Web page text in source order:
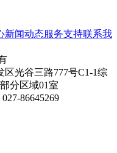
新闻动态服务支持联系我
光谷三路777号C1-1综
分区域01室
86645269